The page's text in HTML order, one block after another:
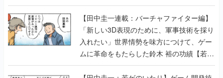
【若ゲのいたり最終回】
【田中圭一連載：バーチャファイター編】
「新しい3D表現のために、軍事技術を採り
入れたい」世界情勢を味方につけて、ゲー
ムに革命をもたらした鈴木 裕の功績【若ゲ
のいたり】